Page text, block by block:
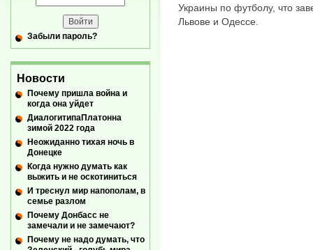
Украины по футболу, что
Львове и Одессе.
Забыли пароль?
Новости
Почему пришла война и
когда она уйдет
ДиалогитипаПлатонна
зимой 2022 года
Неожиданно тихая ночь в
Донецке
Когда нужно думать как
выжить и не оскотиниться
И треснул мир напополам, в
семье разлом
Почему Донбасс не
замечали и не замечают?
Почему не надо думать, что